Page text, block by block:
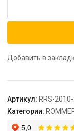
ROMMER
стальной
Compact
Добавить в
Артикул: RRS-
Категории: